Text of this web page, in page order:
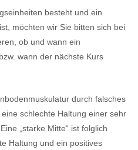
besteht und ein
möchten wir Sie bitten sich bei
ob und wann ein
wann der nächste Kurs
durch falsches
schlechte Haltung einer sehr
„starke Mitte“ ist folglich
Haltung und ein positives